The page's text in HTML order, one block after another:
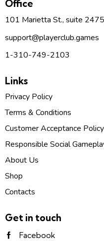
Office
101 Marietta St., suite
support@playerclub.games
1-310-749-2103
Links
Privacy Policy
Terms & Conditions
Customer Acceptance Policy
Responsible Social
About Us
Shop
Contacts
Get in touch
Facebook